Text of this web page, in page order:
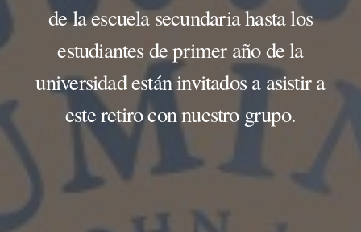
de la escuela secundaria hasta los
estudiantes de primer año de la
universidad están invitados a asistir a
este retiro con nuestro grupo.